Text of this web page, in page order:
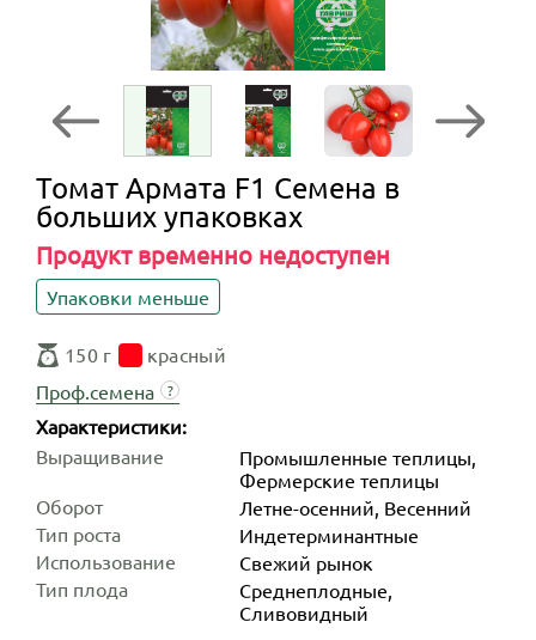
Томат Армата F1 Семена в
больших упаковках
Продукт временно недоступен
Упаковки меньше
150 г
красный
Проф.семена
?
Характеристики:
Выращивание
Промышленные теплицы,
Фермерские теплицы
Оборот
Летне-осенний, Весенний
Тип роста
Индетер­минантные
Использование
Свежий рынок
Тип плода
Среднеплодные,
Сливовидный